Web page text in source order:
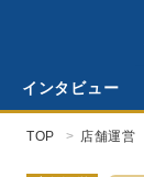
インタビュー
TOP 店舗運営